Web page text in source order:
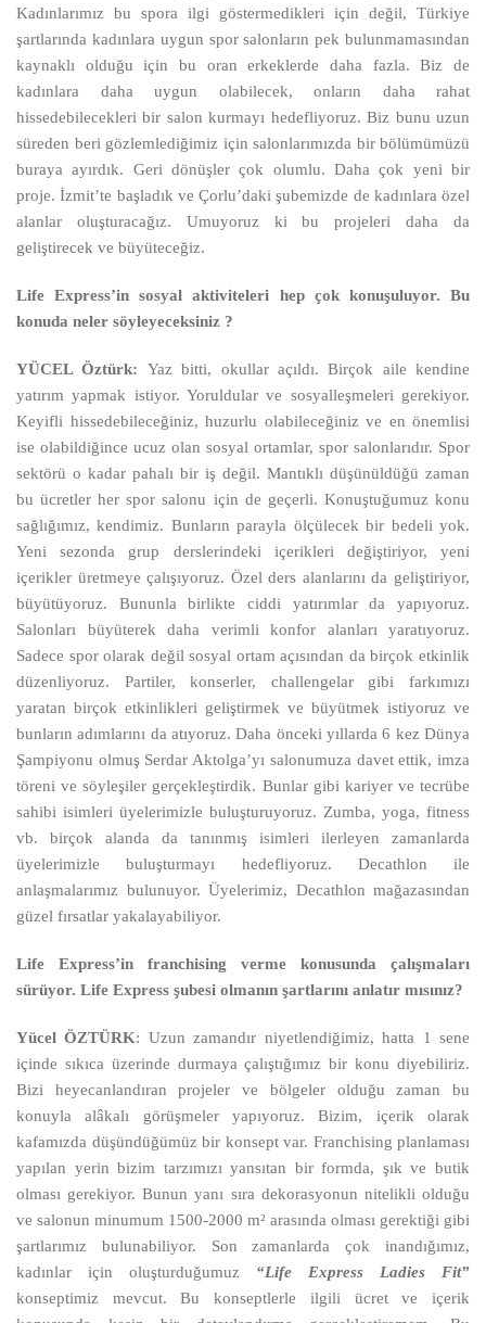
Kadınlarımız bu spora ilgi göstermedikleri için değil, Türkiye
şartlarında kadınlara uygun spor salonların pek bulunmamasından
kaynaklı olduğu için bu oran erkeklerde daha fazla. Biz de
kadınlara daha uygun olabilecek, onların daha rahat
hissedebilecekleri bir salon kurmayı hedefliyoruz. Biz bunu uzun
süreden beri gözlemlediğimiz için salonlarımızda bir bölümümüzü
buraya ayırdık. Geri dönüşler çok olumlu. Daha çok yeni bir
proje. İzmit’te başladık ve Çorlu’daki şubemizde de kadınlara özel
alanlar oluşturacağız. Umuyoruz ki bu projeleri daha da
geliştirecek ve büyüteceğiz.
Life Express’in sosyal aktiviteleri hep çok konuşuluyor. Bu
konuda neler söyleyeceksiniz ?
YÜCEL Öztürk: Yaz bitti, okullar açıldı. Birçok aile kendine
yatırım yapmak istiyor. Yoruldular ve sosyalleşmeleri gerekiyor.
Keyifli hissedebileceğiniz, huzurlu olabileceğiniz ve en önemlisi
ise olabildiğince ucuz olan sosyal ortamlar, spor salonlarıdır. Spor
sektörü o kadar pahalı bir iş değil. Mantıklı düşünüldüğü zaman
bu ücretler her spor salonu için de geçerli. Konuştuğumuz konu
sağlığımız, kendimiz. Bunların parayla ölçülecek bir bedeli yok.
Yeni sezonda grup derslerindeki içerikleri değiştiriyor, yeni
içerikler üretmeye çalışıyoruz. Özel ders alanlarını da geliştiriyor,
büyütüyoruz. Bununla birlikte ciddi yatırımlar da yapıyoruz.
Salonları büyüterek daha verimli konfor alanları yaratıyoruz.
Sadece spor olarak değil sosyal ortam açısından da birçok etkinlik
düzenliyoruz. Partiler, konserler, challengelar gibi farkımızı
yaratan birçok etkinlikleri geliştirmek ve büyütmek istiyoruz ve
bunların adımlarını da atıyoruz. Daha önceki yıllarda 6 kez Dünya
Şampiyonu olmuş Serdar Aktolga’yı salonumuza davet ettik, imza
töreni ve söyleşiler gerçekleştirdik. Bunlar gibi kariyer ve tecrübe
sahibi isimleri üyelerimizle buluşturuyoruz. Zumba, yoga, fitness
vb. birçok alanda da tanınmış isimleri ilerleyen zamanlarda
üyelerimizle buluşturmayı hedefliyoruz. Decathlon ile
anlaşmalarımız bulunuyor. Üyelerimiz, Decathlon mağazasından
güzel fırsatlar yakalayabiliyor.
Life Express’in franchising verme konusunda çalışmaları
sürüyor. Life Express şubesi olmanın şartlarını anlatır mısınız?
Yücel ÖZTÜRK: Uzun zamandır niyetlendiğimiz, hatta 1 sene
içinde sıkıca üzerinde durmaya çalıştığımız bir konu diyebiliriz.
Bizi heyecanlandıran projeler ve bölgeler olduğu zaman bu
konuyla alâkalı görüşmeler yapıyoruz. Bizim, içerik olarak
kafamızda düşündüğümüz bir konsept var. Franchising planlaması
yapılan yerin bizim tarzımızı yansıtan bir formda, şık ve butik
olması gerekiyor. Bunun yanı sıra dekorasyonun nitelikli olduğu
ve salonun minumum 1500-2000 m² arasında olması gerektiği gibi
şartlarımız bulunabiliyor. Son zamanlarda çok inandığımız,
kadınlar için oluşturduğumuz “Life Express Ladies Fit”
konseptimiz mevcut. Bu konseptlerle ilgili ücret ve içerik